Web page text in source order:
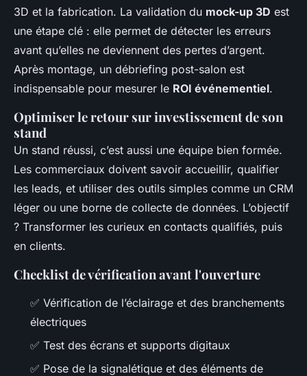
3D et la fabrication. La validation du mock-up 3D est
une étape clé : elle permet de détecter les erreurs
avant qu’elles ne deviennent des pertes d’argent.
Après montage, un débriefing post-salon est
indispensable pour mesurer le ROI événementiel.
Optimiser le retour sur investissement de son
stand
Un stand réussi, c’est aussi une équipe bien formée.
Les commerciaux doivent savoir accueillir, qualifier
les leads, et utiliser des outils simples comme un CRM
léger ou une borne de collecte de données. L’objectif
? Transformer les curieux en contacts qualifiés, puis
en clients.
Checklist de vérification avant l'ouverture
✅ Vérification de l’éclairage et des branchements
électriques
✅ Test des écrans et supports digitaux
✅ Pose de la signalétique et des éléments de